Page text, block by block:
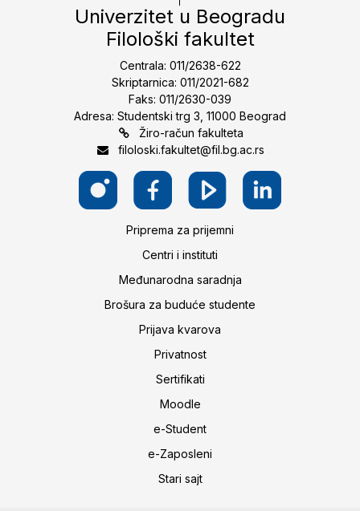
Univerzitet u Beogradu
Filološki fakultet
Centrala: 011/2638-622
Skriptarnica: 011/2021-682
Faks: 011/2630-039
Adresa: Studentski trg 3, 11000 Beograd
Žiro-račun fakulteta
filoloski.fakultet@fil.bg.ac.rs
Priprema za prijemni
Centri i instituti
Međunarodna saradnja
Brošura za buduće studente
Prijava kvarova
Privatnost
Sertifikati
Moodle
e-Student
e-Zaposleni
Stari sajt